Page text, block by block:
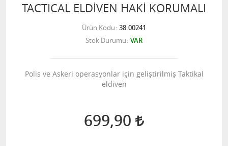
TACTICAL ELDİVEN HAKİ KORUMALI
Ürün Kodu 38.00241
Stok Durumu VAR
Polis ve Askeri operasyonlar için geliştirilmiş Taktikal
eldiven
699,90